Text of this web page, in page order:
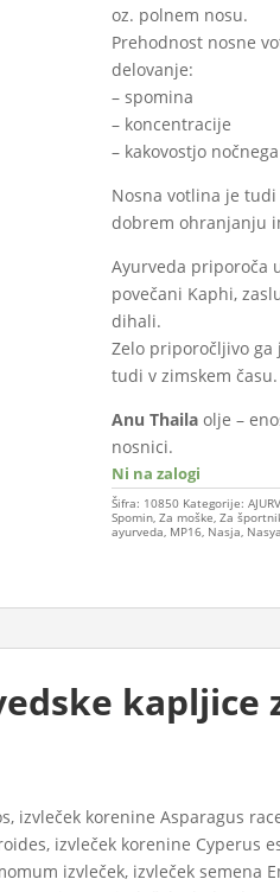
oz. polnem nosu.
Prehodnost nosne
delovanje:
– spomina
– koncentracije
– kakovostjo
Nosna votlina je
dobrem ohranjanju
Ayurveda priporoča
povečani Kaphi,
dihali.
Zelo priporočljivo
tudi v zimskem času.
Anu Thaila olje –
nosnici.
Ni na zalogi
Šifra: 10850 Kategorije:
Spomin, Za moške Za
ayurveda MP16, Nasja Nasya
kapljice
izvleček korenine Asparagus
izvleček korenine Cyperus
izvleček, izvleček semena